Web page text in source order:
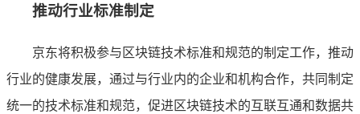
推动行业标准制定
京东将积极参与区块链技术标准和规范的制定工作，推动
行业的健康发展，通过与行业内的企业和机构合作，共同制定
统一的技术标准和规范，促进区块链技术的互联互通和数据共